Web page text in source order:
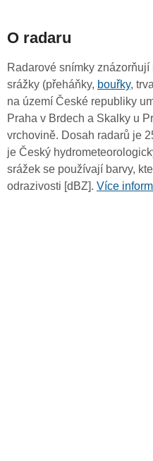
O radaru
Radarové snímky
srážky (přeháňky, bouřky,
na území České republiky
Praha v Brdech a Skalky u
vrchovině. Dosah radarů je
je Český
srážek se používají barvy,
odrazivosti [dBZ]. Více